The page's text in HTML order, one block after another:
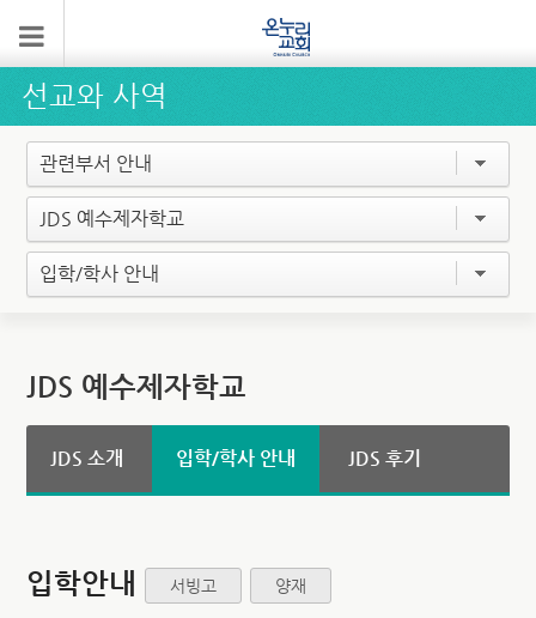
선교와 사역
관련부서 안내
JDS 예수제자학교
입학/학사 안내
JDS 예수제자학교
JDS 소개 입학/학사 안내 JDS 후기
입학안내 서빙고 양재